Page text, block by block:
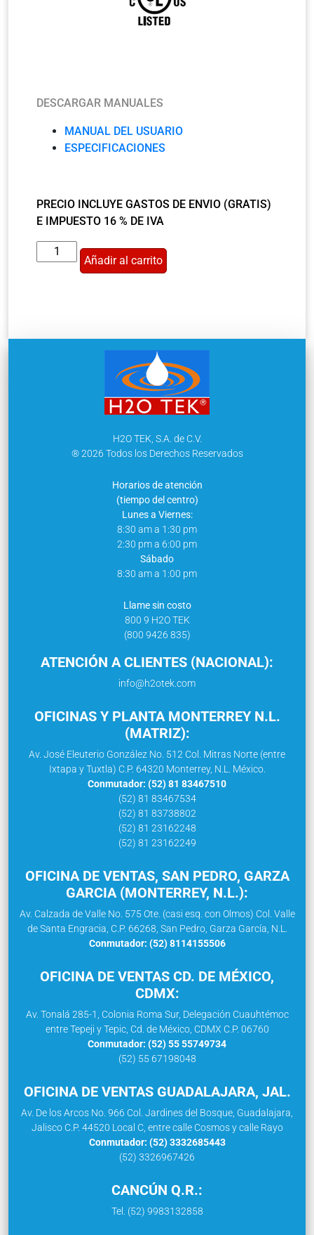
DESCARGAR MANUALES
MANUAL DEL USUARIO
ESPECIFICACIONES
PRECIO INCLUYE GASTOS DE ENVIO (GRATIS)
E IMPUESTO 16 % DE IVA
Añadir al carrito
H2O TEK, S.A. de C.V.
® 2026 Todos los Derechos Reservados
Horarios de atención
(tiempo del centro)
Lunes a Viernes:
8:30 am a 1:30 pm
2:30 pm a 6:00 pm
Sábado
8:30 am a 1:00 pm
Llame sin costo
800 9 H2O TEK
(800 9426 835)
ATENCIÓN A CLIENTES (NACIONAL):
info@h2otek.com
OFICINAS Y PLANTA MONTERREY N.L.
(MATRIZ):
Av. José Eleuterio González No. 512 Col. Mitras Norte (entre
Ixtapa y Tuxtla) C.P. 64320 Monterrey, N.L. México.
Conmutador: (52) 81 83467510
(52) 81 83467534
(52) 81 83738802
(52) 81 23162248
(52) 81 23162249
OFICINA DE VENTAS, SAN PEDRO, GARZA
GARCIA (MONTERREY, N.L.):
Av. Calzada de Valle No. 575 Ote. (casi esq. con Olmos) Col. Valle
de Santa Engracia, C.P. 66268, San Pedro, Garza García, N.L.
Conmutador: (52) 8114155506
OFICINA DE VENTAS CD. DE MÉXICO,
CDMX:
Av. Tonalá 285-1, Colonia Roma Sur, Delegación Cuauhtémoc
entre Tepeji y Tepic, Cd. de México, CDMX C.P. 06760
Conmutador: (52) 55 55749734
(52) 55 67198048
OFICINA DE VENTAS GUADALAJARA, JAL.
Av. De los Arcos No. 966 Col. Jardines del Bosque, Guadalajara,
Jalisco C.P. 44520 Local C, entre calle Cosmos y calle Rayo
Conmutador: (52) 3332685443
(52) 3326967426
CANCÚN Q.R.:
Tel. (52) 9983132858